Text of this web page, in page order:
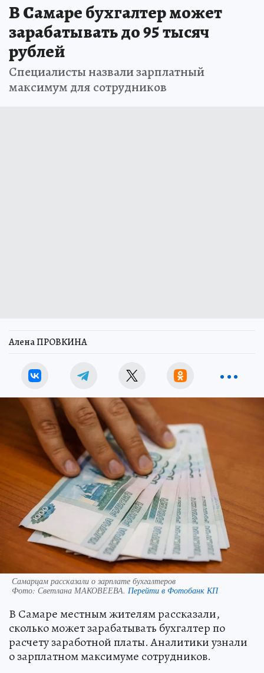
В Самаре бухгалтер может
зарабатывать до 95 тысяч
рублей
Специалисты назвали зарплатный
максимум для сотрудников
Алена ПРОВКИНА
Самарцам рассказали о зарплате бухгалтеров
Фото: Светлана МАКОВЕЕВА. Перейти в Фотобанк КП
В Самаре местным жителям рассказали,
сколько может зарабатывать бухгалтер по
расчету заработной платы. Аналитики узнали
о зарплатном максимуме сотрудников.